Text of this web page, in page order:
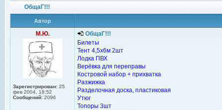
ОбщаГ!!!
Автор
М.Ю.
Зарегистрирован: 25
фев 2004, 18:52
Сообщений: 2096
ОбщаГ!!!
Билеты
Тент 4,5х6м 2шт
Лодка ПВХ
Верёвка для переправы
Костровой набор + прихватка
Разжижка
Разделочная доска, пластиковая
Утюг
Топоры 3шт